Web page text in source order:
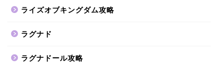
ライズオブキングダム攻略
ラグナド
ラグナドール攻略